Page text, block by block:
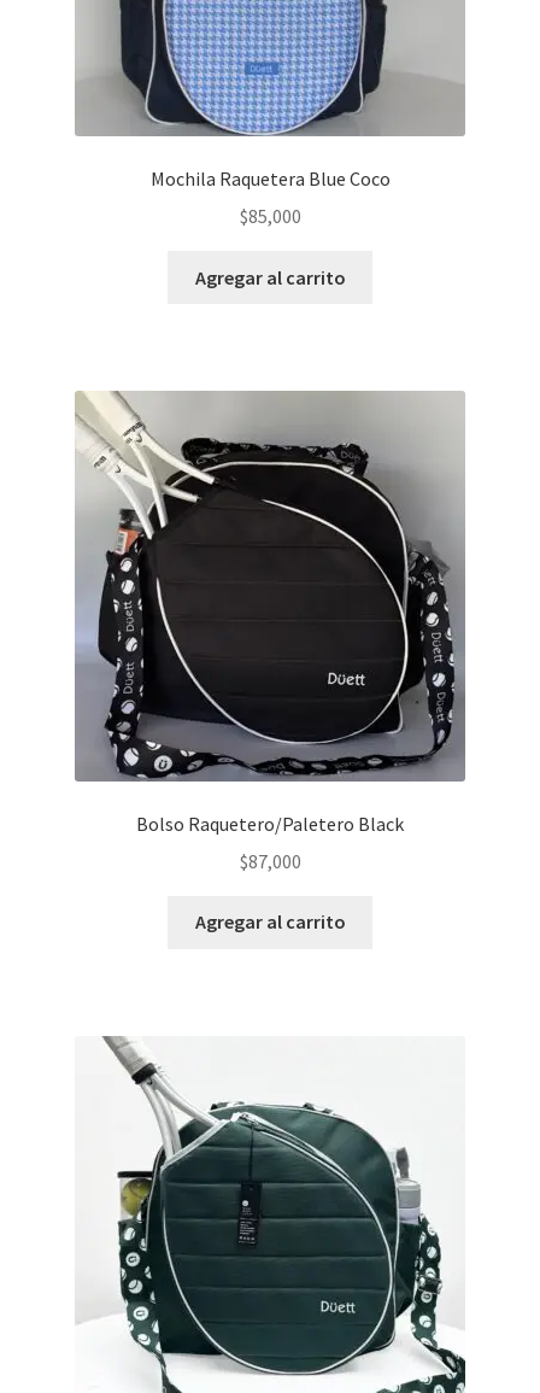
Mochila Raquetera Blue Coco
$85,000
Agregar al carrito
Bolso Raquetero/Paletero Black
$87,000
Agregar al carrito